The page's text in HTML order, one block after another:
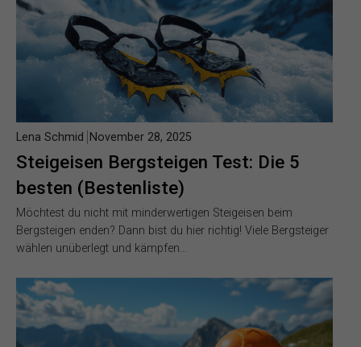
Steigeisen Bergsteigen Test: Die 5
besten (Bestenliste)
Lena Schmid November 28, 2025
Möchtest du nicht mit minderwertigen Steigeisen beim
Bergsteigen enden? Dann bist du hier richtig! Viele Bergsteiger
wählen unüberlegt und kämpfen…